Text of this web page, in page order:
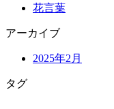
花言葉
アーカイブ
2025年2月
タグ